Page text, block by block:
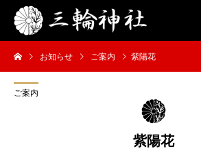
お知らせ ご案内 紫陽花
ご案内
紫陽花